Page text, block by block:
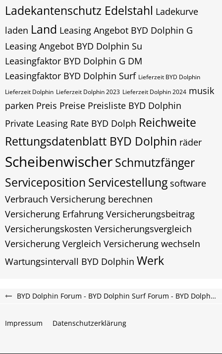
Ladekantenschutz Edelstahl Ladekurve
laden Land Leasing Angebot BYD Dolphin G
Leasing Angebot BYD Dolphin Su
Leasingfaktor BYD Dolphin G DM
Leasingfaktor BYD Dolphin Surf Lieferzeit BYD Dolphin
Lieferzeit Dolphin Lieferzeit Dolphin 2023 Lieferzeit Dolphin 2024 musik
parken Preis Preise Preisliste BYD Dolphin
Private Leasing Rate BYD Dolph Reichweite
Rettungsdatenblatt BYD Dolphin räder
ScheibenwischerSchmutzfänger
Serviceposition Servicestellung software
Verbrauch Versicherung berechnen
Versicherung Erfahrung Versicherungsbeitrag
Versicherungskosten Versicherungsvergleich
Versicherung Vergleich Versicherung wechseln
Wartungsintervall BYD Dolphin Werk
BYD Dolphin Forum - BYD Dolphin Surf Forum - BYD Dolphin G DM-i Forum
Impressum Datenschutzerklärung